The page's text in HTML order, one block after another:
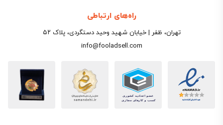
راه‌های ارتباطی
تهران، ظفر | خیابان شهید وحید دستگردی، پلاک ۵۲
info@fooladsell.com